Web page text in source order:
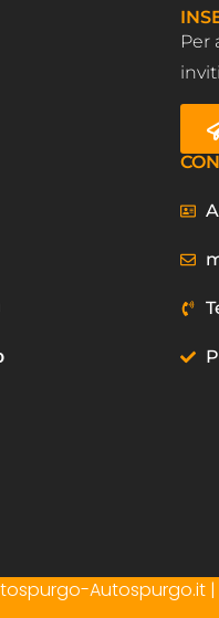
Per
Autospurgo.it |